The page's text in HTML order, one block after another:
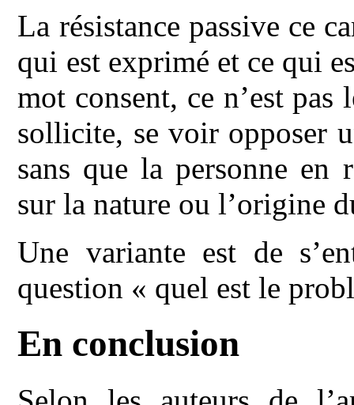
La résistance passive ce
qui est exprimé et ce qui
mot consent, ce n’est pas
sollicite, se voir opposer
sans que la personne en
sur la nature ou l’origine
Une variante est de
question « quel est le
En conclusion